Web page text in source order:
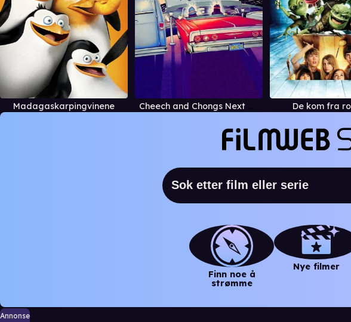
Madagaskarpingvinene Cheech and Chongs Next Movie De kom fra
Finn noe å
strømme
Nye filmer
Annonse